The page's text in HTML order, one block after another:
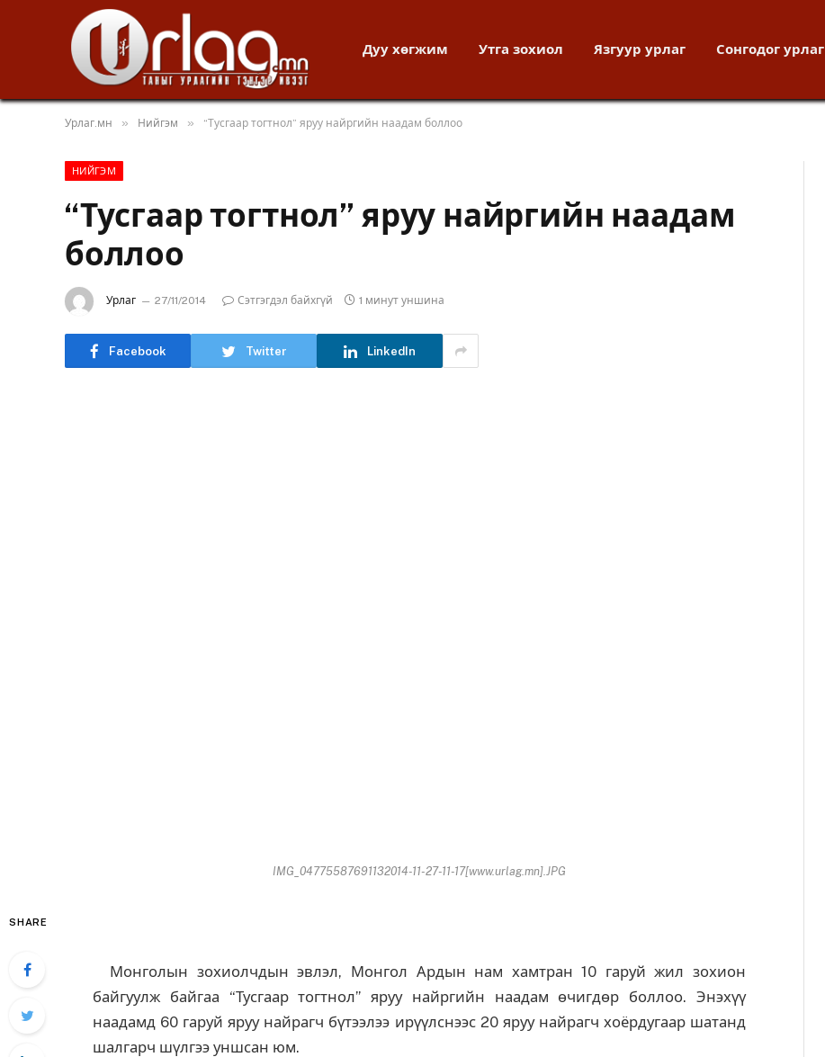
Дуу хөгжим Утга зохиол Язгуур урлаг Сонгодог урлаг
Урлаг.мн » Нийгэм » “Тусгаар тогтнол” яруу найргийн наадам боллоо
НИЙГЭМ
“Тусгаар тогтнол” яруу найргийн наадам
боллоо
Урлаг 27/11/2014 Сэтгэгдэл байхгүй 1 минут уншина
Facebook Twitter LinkedIn
IMG_04775587691132014-11-27-11-17[www.urlag.mn].JPG
SHARE
Монголын зохиолчдын эвлэл, Монгол Ардын нам хамтран 10 гаруй жил зохион
байгуулж байгаа “Тусгаар тогтнол” яруу найргийн наадам өчигдөр боллоо. Энэхүү
наадамд 60 гаруй яруу найрагч бүтээлээ ирүүлснээс 20 яруу найрагч хоёрдугаар шатанд
шалгарч шүлгээ уншсан юм.